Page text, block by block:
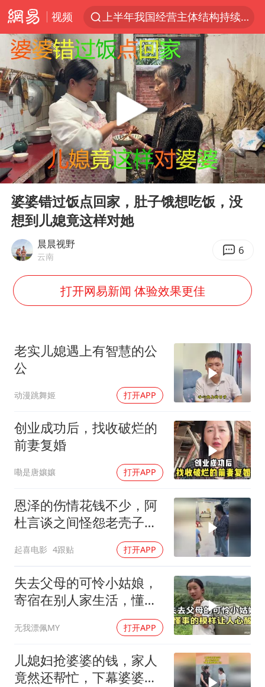
视频
上半年我国经营主体结构持续优化
上海暴雨红色预警
《披荆斩棘2026》阵容官宣
白海豚北上或致京津冀暴雨
国足U17与阿森纳决赛取消 并列冠军
上海有出现龙卷潜势
王艺迪无缘横滨赛决赛
上门女婿出轨女邻居多年被判重婚罪
女子发现前夫婚内与第三者育子
以军士兵把枪口对准中国记者
2025年小学教师减少13.19万
韩军前线部队连曝丑闻
《龙餐馆》 冲奖
笔试第一被劝弃考涉事副校长被撤职
奋力开创中国式现代化建设新局面
Play
00:00 02:58
婆婆错过饭点回家，肚子饿想吃饭，没
想到儿媳竟这样对她
晨晨视野
云南 6
打开网易新闻 体验效果更佳
老实儿媳遇上有智慧的公
公
动漫跳舞姬 打开APP
创业成功后，找收破烂的
前妻复婚
嘞是唐孃孃 打开APP
恩泽的伤情花钱不少，阿
杜言谈之间怪怨老壳子妈
起喜电影 4跟贴 打开APP
失去父母的可怜小姑娘，
寄宿在别人家生活，懂事
无我漂佩MY 打开APP
儿媳妇抢婆婆的钱，家人
竟然还帮忙，下幕婆婆有